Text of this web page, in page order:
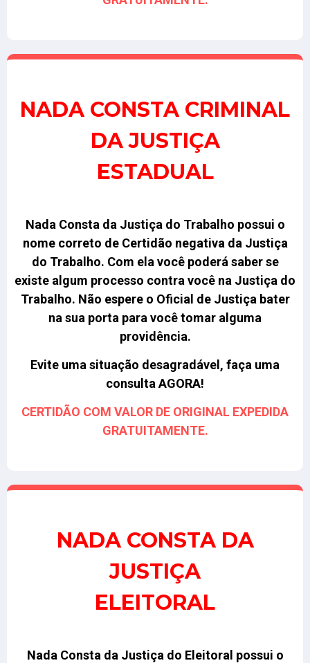
NADA CONSTA CRIMINAL
DA JUSTIÇA
ESTADUAL
Nada Consta da Justiça do Trabalho possui o
nome correto de Certidão negativa da Justiça
do Trabalho. Com ela você poderá saber se
existe algum processo contra você na Justiça do
Trabalho. Não espere o Oficial de Justiça bater
na sua porta para você tomar alguma
providência.
Evite uma situação desagradável, faça uma
consulta AGORA!
CERTIDÃO COM VALOR DE ORIGINAL EXPEDIDA
GRATUITAMENTE.
NADA CONSTA DA
JUSTIÇA
ELEITORAL
Nada Consta da Justiça do Eleitoral possui o